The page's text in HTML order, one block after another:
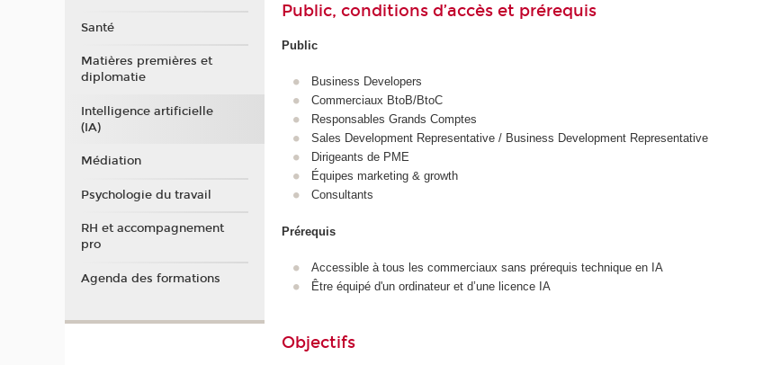
Public, conditions d’accès et prérequis
Public
Business Developers
Commerciaux BtoB/BtoC
Responsables Grands Comptes
Sales Development Representative / Business Development Representative
Dirigeants de PME
Équipes marketing & growth
Consultants
Prérequis
Accessible à tous les commerciaux sans prérequis technique en IA
Être équipé d'un ordinateur et d’une licence IA
Objectifs
Santé
Matières premières et
diplomatie
Intelligence artificielle
(IA)
Médiation
Psychologie du travail
RH et accompagnement
pro
Agenda des formations